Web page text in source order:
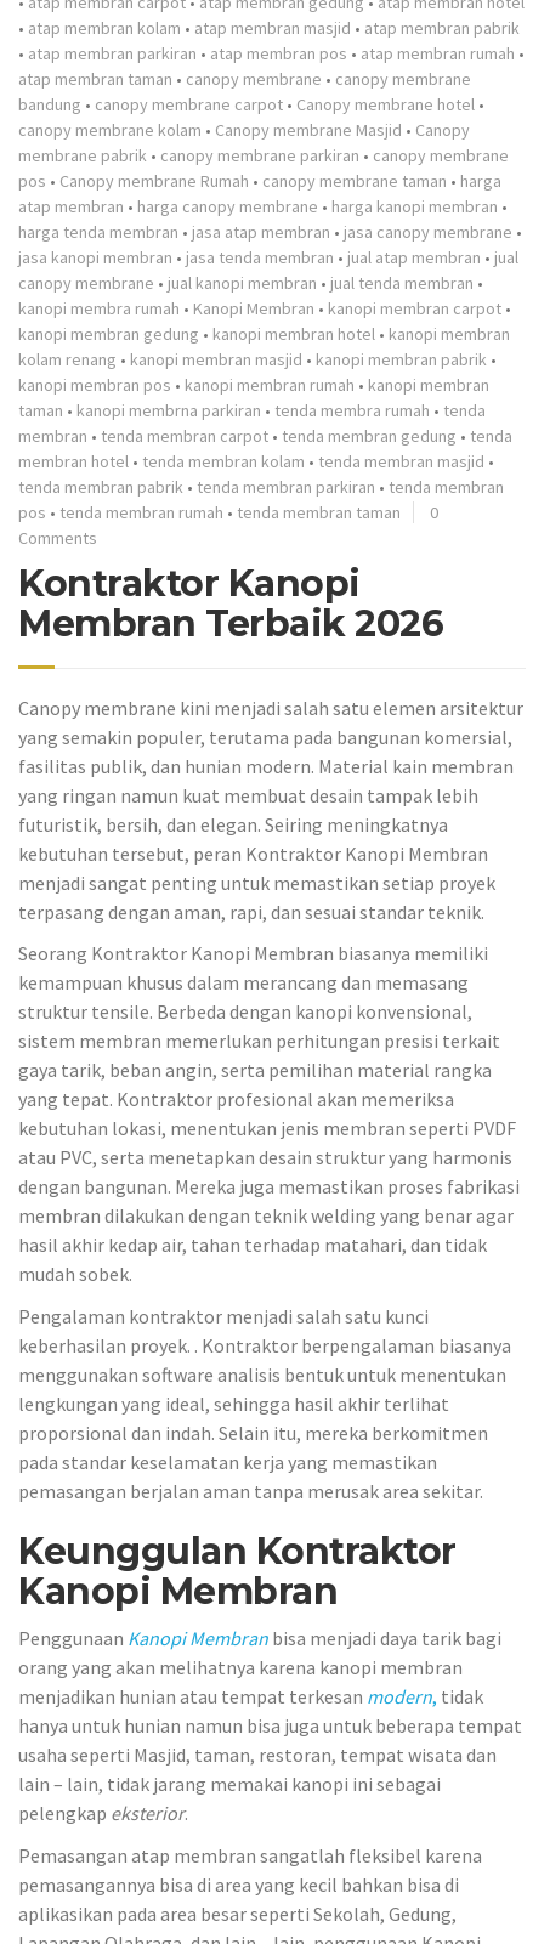
• atap membran kolam • atap membran masjid • atap membran pabrik
• atap membran parkiran • atap membran pos • atap membran rumah •
atap membran taman • canopy membrane • canopy membrane
bandung • canopy membrane carpot • Canopy membrane hotel •
canopy membrane kolam • Canopy membrane Masjid • Canopy
membrane pabrik • canopy membrane parkiran • canopy membrane
pos • Canopy membrane Rumah • canopy membrane taman • harga
atap membran • harga canopy membrane • harga kanopi membran •
harga tenda membran • jasa atap membran • jasa canopy membrane •
jasa kanopi membran • jasa tenda membran • jual atap membran • jual
canopy membrane • jual kanopi membran • jual tenda membran •
kanopi membra rumah • Kanopi Membran • kanopi membran carpot •
kanopi membran gedung • kanopi membran hotel • kanopi membran
kolam renang • kanopi membran masjid • kanopi membran pabrik •
kanopi membran pos • kanopi membran rumah • kanopi membran
taman • kanopi membrna parkiran • tenda membra rumah • tenda
membran • tenda membran carpot • tenda membran gedung • tenda
membran hotel • tenda membran kolam • tenda membran masjid •
tenda membran pabrik • tenda membran parkiran • tenda membran
pos • tenda membran rumah • tenda membran taman
0
Comments
Kontraktor Kanopi
Membran Terbaik 2026
Canopy membrane kini menjadi salah satu elemen arsitektur
yang semakin populer, terutama pada bangunan komersial,
fasilitas publik, dan hunian modern. Material kain membran
yang ringan namun kuat membuat desain tampak lebih
futuristik, bersih, dan elegan. Seiring meningkatnya
kebutuhan tersebut, peran Kontraktor Kanopi Membran
menjadi sangat penting untuk memastikan setiap proyek
terpasang dengan aman, rapi, dan sesuai standar teknik.
Seorang Kontraktor Kanopi Membran biasanya memiliki
kemampuan khusus dalam merancang dan memasang
struktur tensile. Berbeda dengan kanopi konvensional,
sistem membran memerlukan perhitungan presisi terkait
gaya tarik, beban angin, serta pemilihan material rangka
yang tepat. Kontraktor profesional akan memeriksa
kebutuhan lokasi, menentukan jenis membran seperti PVDF
atau PVC, serta menetapkan desain struktur yang harmonis
dengan bangunan. Mereka juga memastikan proses fabrikasi
membran dilakukan dengan teknik welding yang benar agar
hasil akhir kedap air, tahan terhadap matahari, dan tidak
mudah sobek.
Pengalaman kontraktor menjadi salah satu kunci
keberhasilan proyek. . Kontraktor berpengalaman biasanya
menggunakan software analisis bentuk untuk menentukan
lengkungan yang ideal, sehingga hasil akhir terlihat
proporsional dan indah. Selain itu, mereka berkomitmen
pada standar keselamatan kerja yang memastikan
pemasangan berjalan aman tanpa merusak area sekitar.
Keunggulan Kontraktor
Kanopi Membran
Penggunaan Kanopi Membran bisa menjadi daya tarik bagi
orang yang akan melihatnya karena kanopi membran
menjadikan hunian atau tempat terkesan modern, tidak
hanya untuk hunian namun bisa juga untuk beberapa tempat
usaha seperti Masjid, taman, restoran, tempat wisata dan
lain – lain, tidak jarang memakai kanopi ini sebagai
pelengkap eksterior.
Pemasangan atap membran sangatlah fleksibel karena
pemasangannya bisa di area yang kecil bahkan bisa di
aplikasikan pada area besar seperti Sekolah, Gedung,